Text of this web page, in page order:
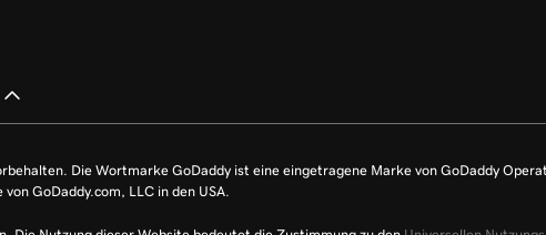
Die Wortmarke GoDaddy ist eine eingetragene Marke von GoDaddy
GoDaddy.com, LLC in den USA.